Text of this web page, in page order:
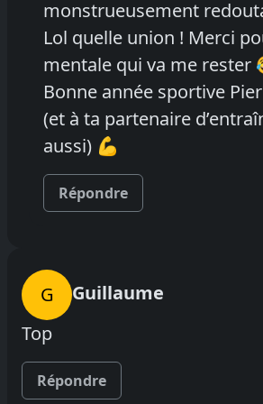
monstrueusement
Lol quelle union ! Merci
mentale qui va me rester
Bonne année sportive
(et à ta partenaire
aussi) 💪
Répondre
G
Guillaume
Top
Répondre